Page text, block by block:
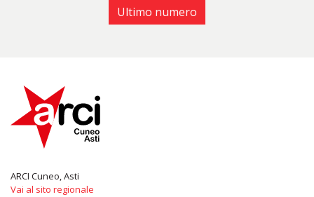
Ultimo numero
ARCI Cuneo, Asti
Vai al sito regionale